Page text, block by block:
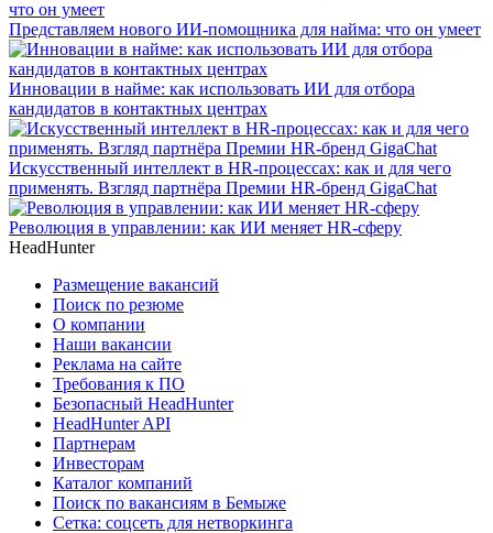
Представляем нового ИИ-помощника для найма: что он умеет
Инновации в найме: как использовать ИИ для отбора
кандидатов в контактных центрах
Искусственный интеллект в HR-процессах: как и для чего
применять. Взгляд партнёра Премии HR-бренд GigaChat
Революция в управлении: как ИИ меняет HR-сферу
HeadHunter
Размещение вакансий
Поиск по резюме
О компании
Наши вакансии
Реклама на сайте
Требования к ПО
Безопасный HeadHunter
HeadHunter API
Партнерам
Инвесторам
Каталог компаний
Поиск по вакансиям в Бемыже
Сетка: соцсеть для нетворкинга